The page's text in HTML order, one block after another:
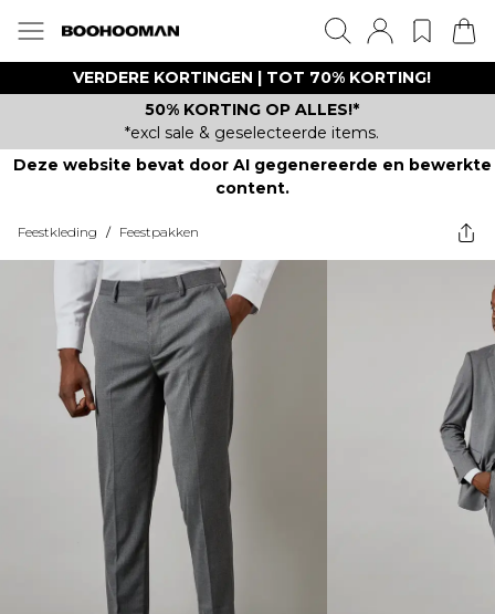
VERDERE KORTINGEN | TOT 70% KORTING!
50% KORTING OP ALLES!*
*excl sale & geselecteerde items.
Deze website bevat door AI gegenereerde en bewerkte
content.
Feestkleding / Feestpakken